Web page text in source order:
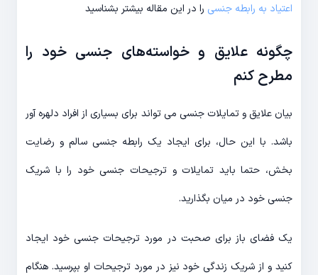
اعتیاد به رابطه جنسی را در این مقاله بیشتر بشناسید
چگونه علایق و خواسته‌های جنسی خود را
مطرح کنم
بیان علایق و تمایلات جنسی می تواند برای بسیاری از افراد دلهره آور
باشد. با این حال، برای ایجاد یک رابطه جنسی سالم و رضایت
بخش، حتما باید تمایلات و ترجیحات جنسی خود را با شریک
جنسی خود در میان بگذارید.
یک فضای باز برای صحبت در مورد ترجیحات جنسی خود ایجاد
کنید و از شریک زندگی خود نیز در مورد ترجیحات او بپرسید. هنگام